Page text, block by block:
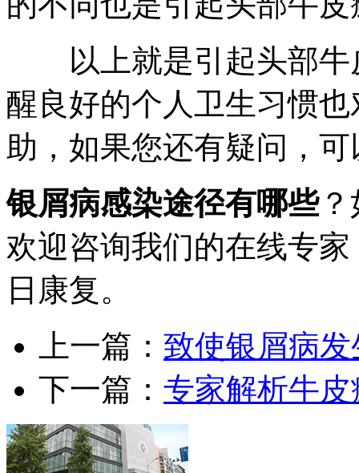
以上就是引起头部牛
醒良好的个人卫生习惯
助，如果您还有疑问，
银屑病感染途径有哪些？
欢迎咨询我们的在线专
日康复。
上一篇： 致使银屑病
下一篇： 专家解析牛